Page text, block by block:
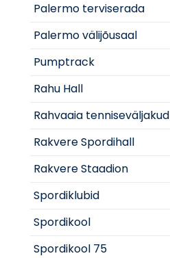
Palermo terviserada
Palermo välijõusaal
Pumptrack
Rahu Hall
Rahvaaia tenniseväljakud
Rakvere Spordihall
Rakvere Staadion
Spordiklubid
Spordikool
Spordikool 75